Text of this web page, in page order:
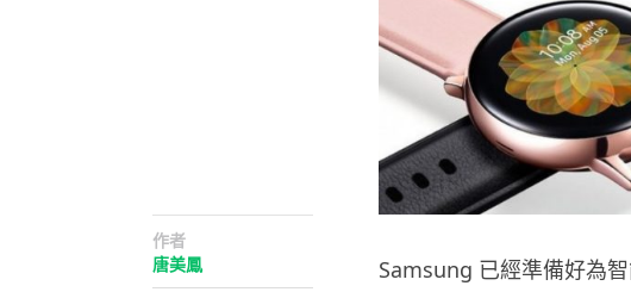
作者
唐美鳳
Samsung 已經準備好為